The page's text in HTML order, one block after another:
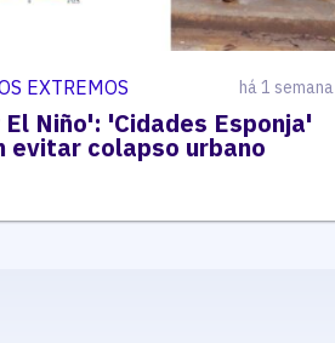
EXTREMOS há 1 semana
El Niño': 'Cidades Esponja'
evitar colapso urbano